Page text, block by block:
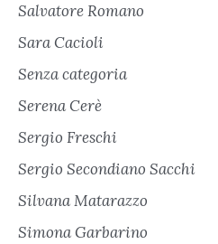
Salvatore Romano
Sara Cacioli
Senza categoria
Serena Cerè
Sergio Freschi
Sergio Secondiano Sacchi
Silvana Matarazzo
Simona Garbarino